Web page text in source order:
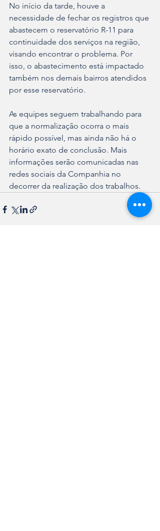
No início da tarde, houve a
necessidade de fechar os registros que
abastecem o reservatório R-11 para
continuidade dos serviços na região,
visando encontrar o problema. Por
isso, o abastecimento está impactado
também nos demais bairros atendidos
por esse reservatório.
As equipes seguem trabalhando para
que a normalização ocorra o mais
rápido possível, mas ainda não há o
horário exato de conclusão. Mais
informações serão comunicadas nas
redes sociais da Companhia no
decorrer da realização dos trabalhos.